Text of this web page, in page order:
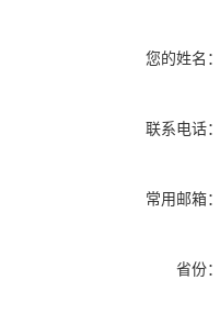
您的姓名：
联系电话：
常用邮箱：
省份：